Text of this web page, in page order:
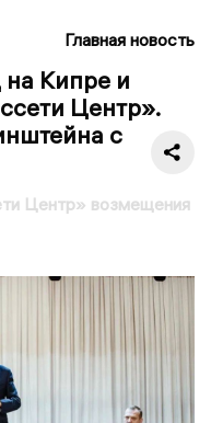
Главная новость
Кипре и
Центр».
с
Центр» возмещения